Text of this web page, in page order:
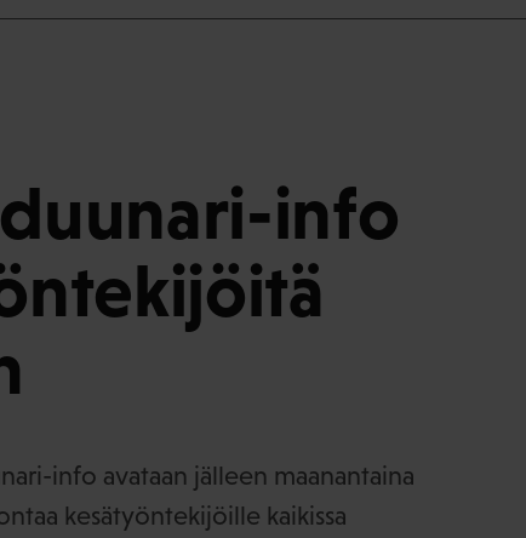
info
info avataan jälleen maanantaina
kesätyöntekijöille kaikissa